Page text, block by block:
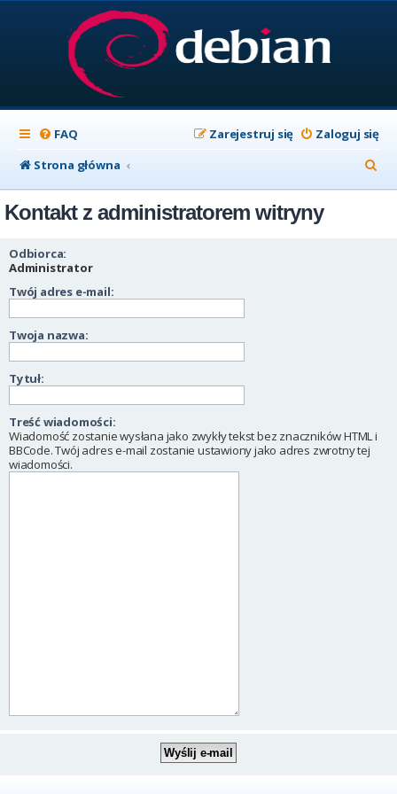
FAQ Zaloguj się
Zarejestruj się
Strona główna
z
Kontakt z administratorem witryny
Odbiorca:
Administrator
Twój adres e-mail:
Twoja nazwa:
Tytuł:
Treść wiadomości:
Wiadomość zostanie wysłana jako zwykły tekst bez znaczników HTML i
BBCode. Twój adres e-mail zostanie ustawiony jako adres zwrotny tej
wiadomości.